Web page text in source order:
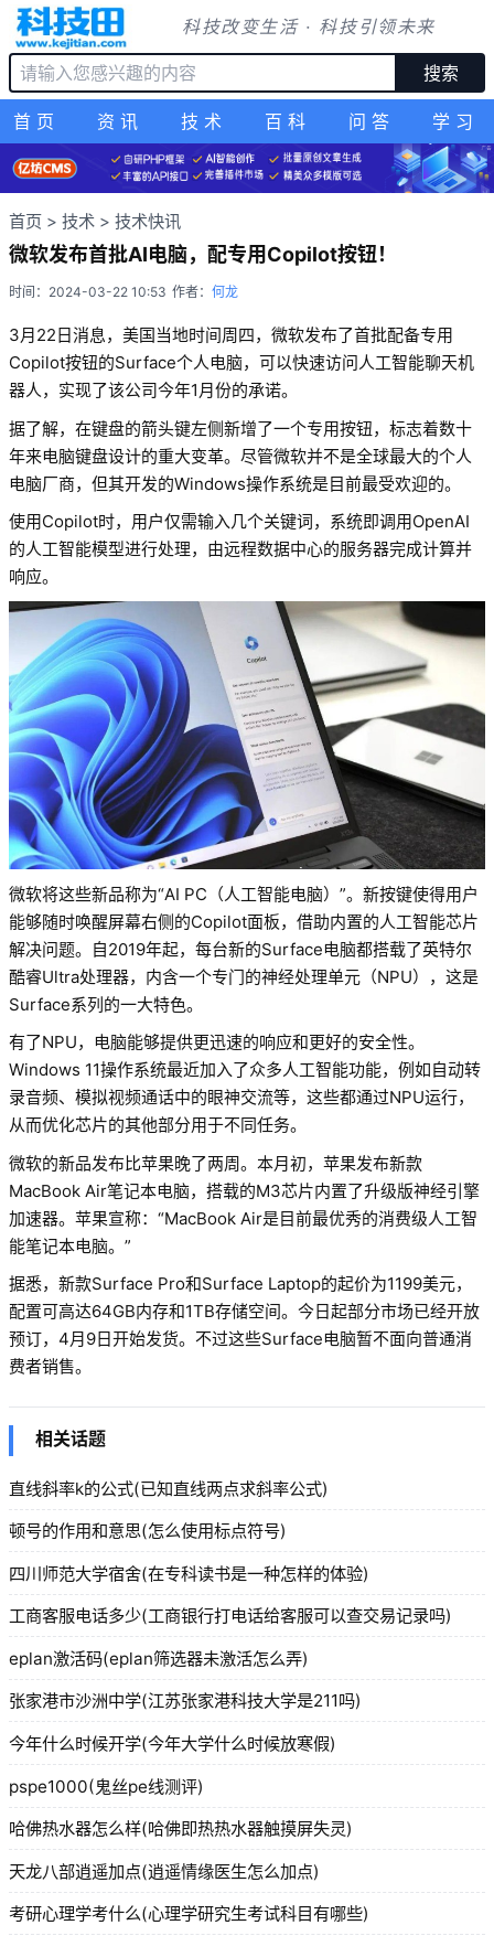
科技改变生活 · 科技引领未来
搜索
首页 资讯 技术 百科 问答 学习
首页 > 技术 > 技术快讯
微软发布首批AI电脑，配专用Copilot按钮！
时间：2024-03-22 10:53 作者： 何龙
3月22日消息，美国当地时间周四，微软发布了首批配备专用
Copilot按钮的Surface个人电脑，可以快速访问人工智能聊天机
器人，实现了该公司今年1月份的承诺。
据了解，在键盘的箭头键左侧新增了一个专用按钮，标志着数十
年来电脑键盘设计的重大变革。尽管微软并不是全球最大的个人
电脑厂商，但其开发的Windows操作系统是目前最受欢迎的。
使用Copilot时，用户仅需输入几个关键词，系统即调用OpenAI
的人工智能模型进行处理，由远程数据中心的服务器完成计算并
响应。
微软将这些新品称为“AI PC（人工智能电脑）”。新按键使得用户
能够随时唤醒屏幕右侧的Copilot面板，借助内置的人工智能芯片
解决问题。自2019年起，每台新的Surface电脑都搭载了英特尔
酷睿Ultra处理器，内含一个专门的神经处理单元（NPU），这是
Surface系列的一大特色。
有了NPU，电脑能够提供更迅速的响应和更好的安全性。
Windows 11操作系统最近加入了众多人工智能功能，例如自动转
录音频、模拟视频通话中的眼神交流等，这些都通过NPU运行，
从而优化芯片的其他部分用于不同任务。
微软的新品发布比苹果晚了两周。本月初，苹果发布新款
MacBook Air笔记本电脑，搭载的M3芯片内置了升级版神经引擎
加速器。苹果宣称：“MacBook Air是目前最优秀的消费级人工智
能笔记本电脑。”
据悉，新款Surface Pro和Surface Laptop的起价为1199美元，
配置可高达64GB内存和1TB存储空间。今日起部分市场已经开放
预订，4月9日开始发货。 不过这些Surface电脑暂不面向普通消
费者销售。
相关话题
直线斜率k的公式(已知直线两点求斜率公式)
顿号的作用和意思(怎么使用标点符号)
四川师范大学宿舍(在专科读书是一种怎样的体验)
工商客服电话多少(工商银行打电话给客服可以查交易记录吗)
eplan激活码(eplan筛选器未激活怎么弄)
张家港市沙洲中学(江苏张家港科技大学是211吗)
今年什么时候开学(今年大学什么时候放寒假)
pspe1000(鬼丝pe线测评)
哈佛热水器怎么样(哈佛即热热水器触摸屏失灵)
天龙八部逍遥加点(逍遥情缘医生怎么加点)
考研心理学考什么(心理学研究生考试科目有哪些)